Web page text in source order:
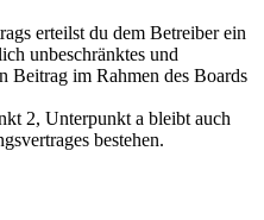
erteilst du dem Betreiber ein
unbeschränktes und
Beitrag im Rahmen des Boards
2, Unterpunkt a bleibt auch
bestehen.